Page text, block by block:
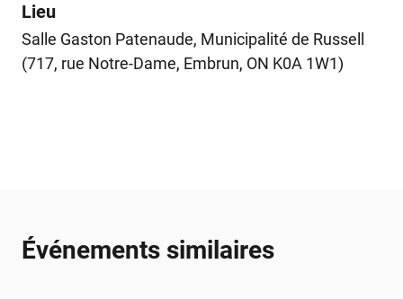
Lieu
Salle Gaston Patenaude, Municipalité de Russell
(717, rue Notre-Dame, Embrun, ON K0A 1W1)
Événements similaires